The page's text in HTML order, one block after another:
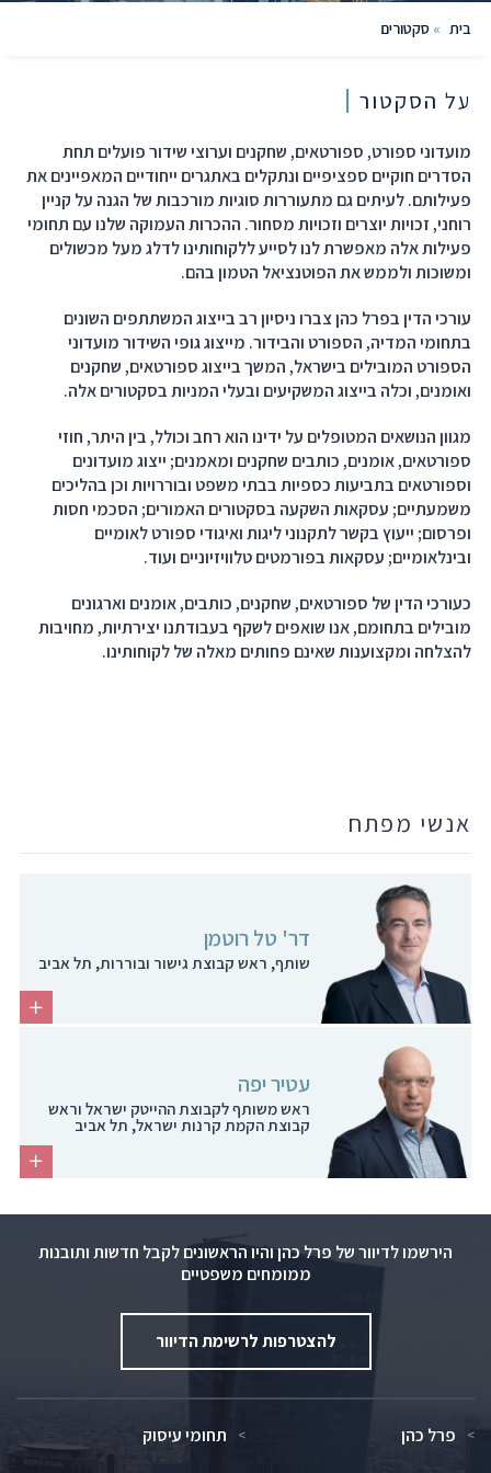
בית » סקטורים
על הסקטור
מועדוני ספורט, ספורטאים, שחקנים וערוצי שידור פועלים תחת
הסדרים חוקיים ספציפיים ונתקלים באתגרים ייחודיים המאפיינים את
פעילותם. לעיתים גם מתעוררות סוגיות מורכבות של הגנה על קניין
רוחני, זכויות יוצרים וזכויות מסחור. ההכרות העמוקה שלנו עם תחומי
פעילות אלה מאפשרת לנו לסייע ללקוחותינו לדלג מעל מכשולים
ומשוכות ולממש את הפוטנציאל הטמון בהם.
עורכי הדין בפרל כהן צברו ניסיון רב בייצוג המשתתפים השונים
בתחומי המדיה, הספורט והבידור. מייצוג גופי השידור מועדוני
הספורט המובילים בישראל, המשך בייצוג ספורטאים, שחקנים
ואומנים, וכלה בייצוג המשקיעים ובעלי המניות בסקטורים אלה.
מגוון הנושאים המטופלים על ידינו הוא רחב וכולל, בין היתר, חוזי
ספורטאים, אומנים, כותבים שחקנים ומאמנים; ייצוג מועדונים
וספורטאים בתביעות כספיות בבתי משפט ובוררויות וכן בהליכים
משמעתיים; עסקאות השקעה בסקטורים האמורים; הסכמי חסות
ופרסום; ייעוץ בקשר לתקנוני ליגות ואיגודי ספורט לאומיים
ובינלאומיים; עסקאות בפורמטים טלוויזיוניים ועוד.
כעורכי הדין של ספורטאים, שחקנים, כותבים, אומנים וארגונים
מובילים בתחומם, אנו שואפים לשקף בעבודתנו יצירתיות, מחויבות
להצלחה ומקצוענות שאינם פחותים מאלה של לקוחותינו.
אנשי מפתח
דר' טל רוטמן
שותף, ראש קבוצת גישור ובוררות, תל אביב
עטיר יפה
ראש משותף לקבוצת ההייטק ישראל וראש
קבוצת הקמת קרנות ישראל, תל אביב
הירשמו לדיוור של פרל כהן והיו הראשונים לקבל חדשות ותובנות
ממומחים משפטיים
להצטרפות לרשימת הדיוור
פרל כהן תחומי עיסוק